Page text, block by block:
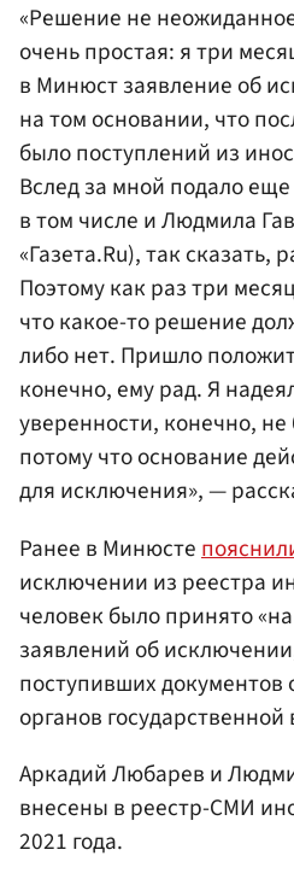
«Решение не
очень простая: я три
в Минюст заявление об
на том основании, что
было поступлений из
Вслед за мной подало
в том числе и Людмила
«Газета.Ru), так сказать,
Поэтому как раз три
что какое-то решение
либо нет. Пришло
конечно, ему рад. Я
уверенности, конечно,
потому что основание
для исключения», —
Ранее в Минюсте
исключении из реестра
человек было принято
заявлений об
поступивших
органов государственной
Аркадий Любарев и
внесены в реестр-СМИ
2021 года.